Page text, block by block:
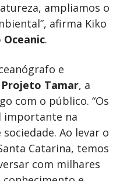
ampliamos o
afirma Kiko
Oceanic.
e
Projeto Tamar, a
com o público. “Os
importante na
Ao levar o
Catarina, temos
com milhares